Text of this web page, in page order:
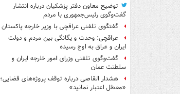
توضیح معاون دفتر پزشکیان درباره انتشار
گفت‌وگوی رئیس‌جمهوری با مردم
گفتگوی تلفنی عراقچی با وزیر خارجه پاکستان
عراقچی: وحدت و یگانگی بین مردم و دولت
ایران و عراق به اوج رسیده
گفت‌وگوی تلفنی وزرای امور خارجه ایران و
سلطنت عمان
هشدار القاصی درباره توقف پروژه‌های قضایی؛
«معطل اعتبار نمانید»